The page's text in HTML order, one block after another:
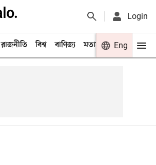
Login
রাজনীতি বিশ্ব বাণিজ্য মতামত খেলা
Eng